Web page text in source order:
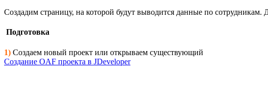
Создадим страницу, на которой будут выводится данные по
Подготовка
1) Создаем новый проект или открываем существующий
Создание OAF проекта в JDeveloper